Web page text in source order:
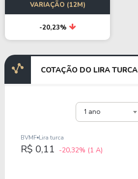
VARIAÇÃO (12M)
-20,23%
COTAÇÃO DO LIRA TURCA
1 ano
BVMF Lira turca
R$ 0,11 -20,32% (1 A)